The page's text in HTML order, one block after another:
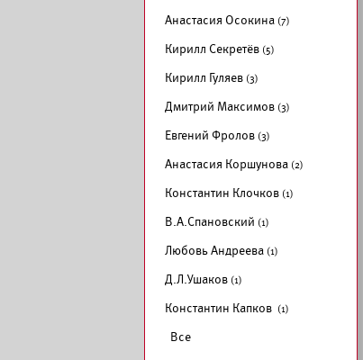
Анастасия Осокина (7)
Кирилл Секретёв (5)
Кирилл Гуляев (3)
Дмитрий Максимов (3)
Евгений Фролов (3)
Анастасия Коршунова (2)
Константин Клочков (1)
В.А.Спановский (1)
Любовь Андреева (1)
Д.Л.Ушаков (1)
Константин Капков (1)
Все